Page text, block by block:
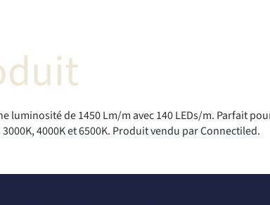
luminosité de 1450 Lm/m avec 140 LEDs/m. Parfait
4000K et 6500K. Produit vendu par Connectiled.